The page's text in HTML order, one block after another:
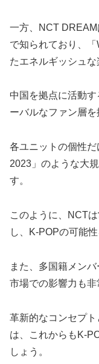
一方、NCT
で知られており、
たエネルギッシュな
中国を拠点に活動
ーバルなファン層を
各ユニットの個性
2023」のような大
す。
このように、NCT
し、K-POPの可能
また、多国籍メン
市場での影響力も非
革新的なコンセプ
は、これからもK-
しょう。